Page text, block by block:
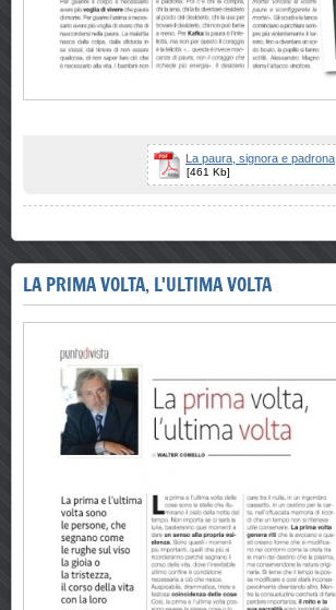
La paura, signora e padrona
[461 Kb]
LA PRIMA VOLTA, L'ULTIMA VOLTA